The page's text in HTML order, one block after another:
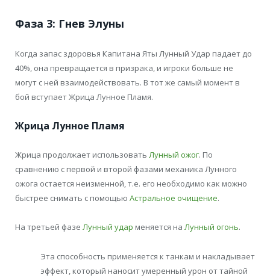
Фаза 3: Гнев Элуны
Когда запас здоровья Капитана Яты Лунный Удар падает до
40%, она превращается в призрака, и игроки больше не
могут с ней взаимодействовать. В тот же самый момент в
бой вступает Жрица Лунное Пламя.
Жрица Лунное Пламя
Жрица продолжает использовать Лунный ожог. По
сравнению с первой и второй фазами механика Лунного
ожога остается неизменной, т.е. его необходимо как можно
быстрее снимать с помощью Астральное очищение.
На третьей фазе Лунный удар меняется на Лунный огонь.
Эта способность применяется к танкам и накладывает
эффект, который наносит умеренный урон от тайной